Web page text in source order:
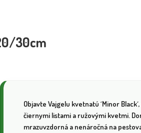
30cm
Objavte Vajgelu kvetnatú ´Minor
čiernymi listami a ružovými kvetmi.
mrazuvzdorná a nenáročná na